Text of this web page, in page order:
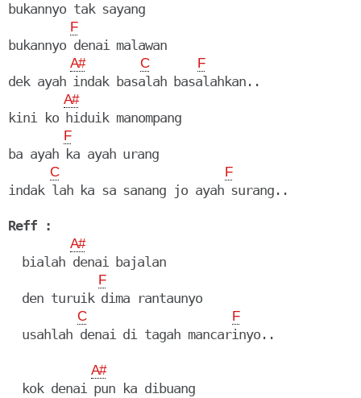
bukannyo tak sayang
F
bukannyo denai malawan
A# C F
dek ayah indak basalah basalahkan..
A#
kini ko hiduik manompang
F
ba ayah ka ayah urang
C F
indak lah ka sa sanang jo ayah surang..
Reff :
A#
  bialah denai bajalan
F
  den turuik dima rantaunyo
C F
  usahlah denai di tagah mancarinyo..
A#
  kok denai pun ka dibuang